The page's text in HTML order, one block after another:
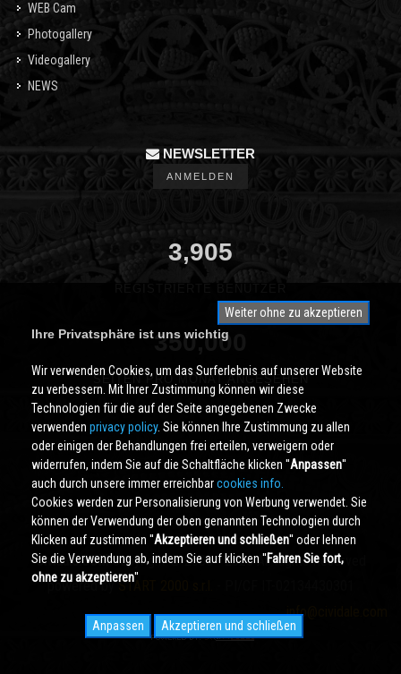
WEB Cam
Photogallery
Videogallery
NEWS
NEWSLETTER
ANMELDEN
3,905
350,000
SEITEN PRO MONAT ANGESEHEN
Cividale.COMCopyright © 2000 - 2026 All Rights Reserved
powered bySTART 2000 s.r.l.
info@cividale.com
Weiter ohne zu akzeptieren
Ihre Privatsphäre ist uns wichtig
Wir verwenden Cookies, um das Surferlebnis auf unserer Website
zu verbessern. Mit Ihrer Zustimmung können wir diese
Technologien für die auf der Seite angegebenen Zwecke
verwenden privacy policy. Sie können Ihre Zustimmung zu allen
oder einigen der Behandlungen frei erteilen, verweigern oder
widerrufen, indem Sie auf die Schaltfläche klicken ''Anpassen''
auch durch unsere immer erreichbarcookies info.
Cookies werden zur Personalisierung von Werbung verwendet. Sie
können der Verwendung der oben genannten Technologien durch
Klicken auf zustimmen ''Akzeptieren und schließen'' oder lehnen
Sie die Verwendung ab, indem Sie auf klicken ''Fahren Sie fort,
ohne zu akzeptieren''
Anpassen Akzeptieren und schließen